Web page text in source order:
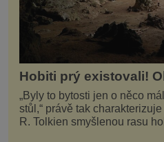
Hobiti prý existovali!
„Byly to bytosti jen o něco
stůl,“ právě tak
R. Tolkien smyšlenou rasu hobitů. Z půlčíků,
říká, následně udělá hlavní